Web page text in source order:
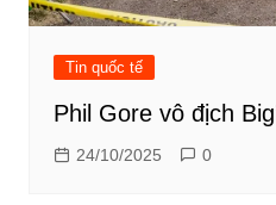
Tin quốc tế
Phil Gore vô địch
24/10/2025 0